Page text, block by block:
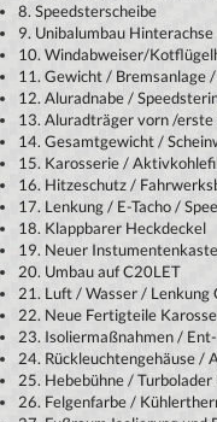
8. Speedsterscheibe
9. Unibalumbau Hinterachse
10. Windabweiser/
11. Gewicht / Bremsanlage
12. Aluradnabe /
13. Aluradträger vorn /erste
14. Gesamtgewicht /
15. Karosserie /
16. Hitzeschutz /
17. Lenkung / E-Tacho /
18. Klappbarer Heckdeckel
19. Neuer
20. Umbau auf C20LET
21. Luft / Wasser / Lenkung
22. Neue Fertigteile
23. Isoliermaßnahmen /
24. Rückleuchtengehäuse /
25. Hebebühne / Turbolader
26. Felgenfarbe /